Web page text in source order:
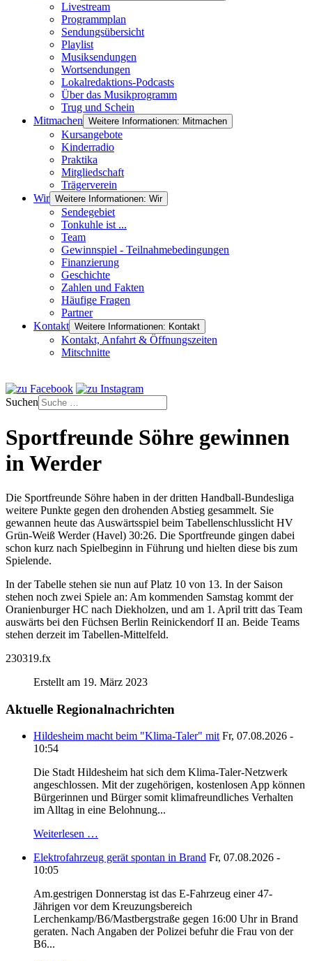
Livestream
Programmplan
Sendungsübersicht
Playlist
Musiksendungen
Wortsendungen
Lokalredaktions-Podcasts
Über das Musikprogramm
Trug und Schein
Mitmachen Weitere Informationen: Mitmachen
Kursangebote
Kinderradio
Praktika
Mitgliedschaft
Trägerverein
Wir Weitere Informationen: Wir
Sendegebiet
Tonkuhle ist ...
Team
Gewinnspiel - Teilnahmebedingungen
Finanzierung
Geschichte
Zahlen und Fakten
Häufige Fragen
Partner
Kontakt Weitere Informationen: Kontakt
Kontakt, Anfahrt & Öffnungszeiten
Mitschnitte
Suchen
Sportfreunde Söhre gewinnen
in Werder
Die Sportfreunde Söhre haben in der dritten Handball-Bundesliga
weitere Punkte gegen den drohenden Abstieg gesammelt. Sie
gewannen heute das Auswärtsspiel beim Tabellenschlusslicht HV
Grün-Weiß Werder (Havel) 30:26. Die Sportfreunde gingen dabei
schon kurz nach Spielbeginn in Führung und hielten diese bis zum
Spielende.
In der Tabelle stehen sie nun auf Platz 10 von 13. In der Saison
stehen noch zwei Spiele an: Am kommenden Samstag kommt der
Oranienburger HC nach Diekholzen, und am 1. April tritt das Team
auswärts bei den Füchsen Berlin Reinickendorf II an. Beide Teams
stehen derzeit im Tabellen-Mittelfeld.
230319.fx
Erstellt am 19. März 2023
Aktuelle Regionalnachrichten
Hildesheim macht beim "Klima-Taler" mit Fr, 07.08.2026 -
10:54
Die Stadt Hildesheim hat sich dem Klima-Taler-Netzwerk
angeschlossen. Mit der zugehörigen, kostenlosen App können
Bürgerinnen und Bürger somit klimafreundliches Verhalten
im Alltag in eine Belohnung...
Weiterlesen …
Elektrofahrzeug gerät spontan in Brand Fr, 07.08.2026 -
10:05
Am.gestrigen Donnerstag ist das E-Fahrzeug einer 47-
Jährigen vor dem Kreuzungsbereich
Lerchenkamp/B6/Mastbergstraße gegen 16:00 Uhr in Brand
geraten. Nach Angaben der Polizei befuhr die Frau von der
B6...